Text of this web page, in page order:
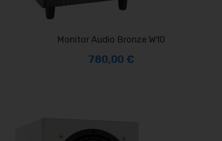
Monitor Audio Bronze W10
780,00 €